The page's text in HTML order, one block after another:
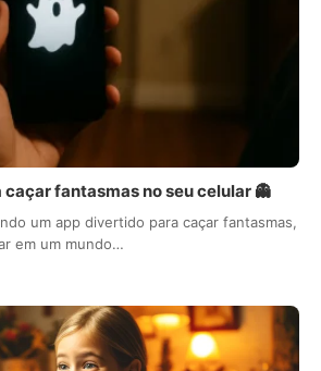
fantasmas no seu celular 👻
um app divertido para caçar fantasmas,
em um mundo…